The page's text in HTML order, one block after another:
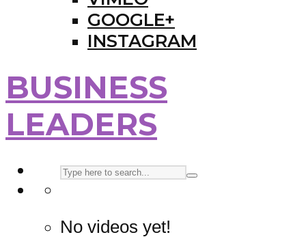
GOOGLE+
INSTAGRAM
BUSINESS
LEADERS
No videos yet!